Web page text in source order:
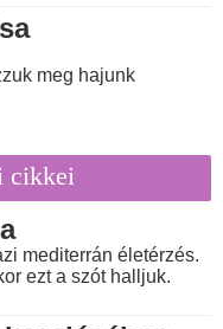
meg hajunk
cikkei
mediterrán életérzés.
ezt a szót halljuk.